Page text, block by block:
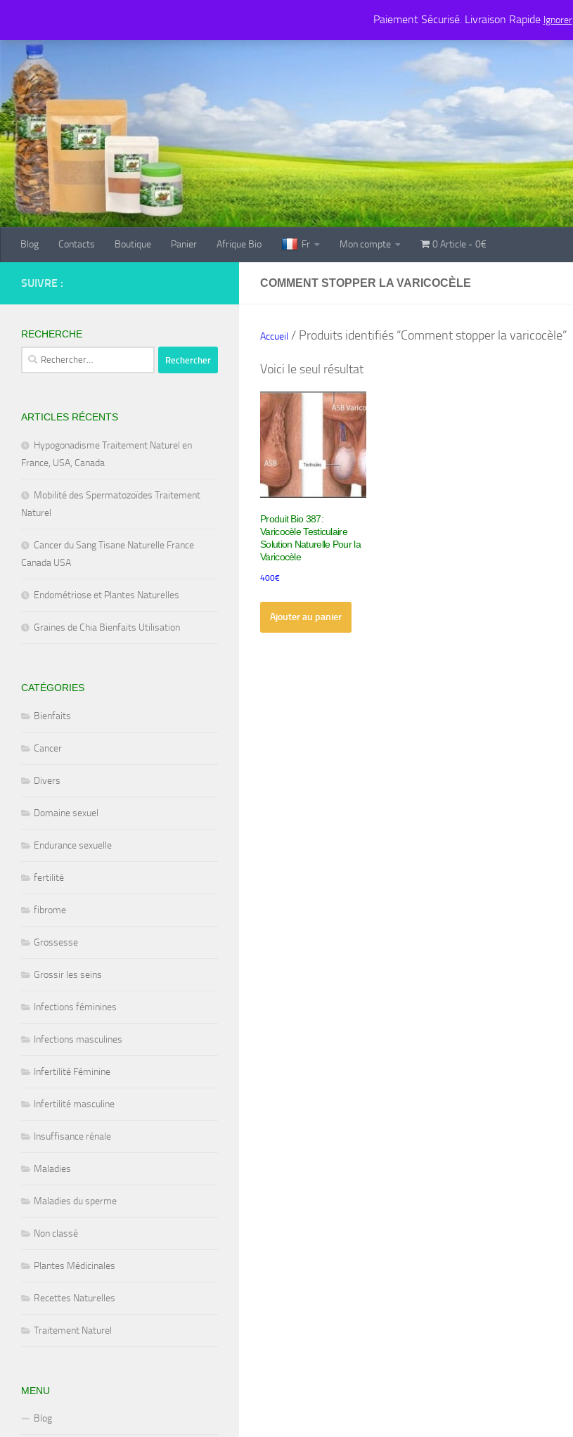
Paiement Sécurisé. Livraison Rapide Ignorer
Mon compte 0 Article 0€
Blog Contacts Boutique Panier Afrique Bio Fr Mon compte 0 Article 0€
COMMENT STOPPER LA VARICOCÈLE
Accueil / Produits identifiés “Comment stopper la varicocèle”
Voici le seul résultat
Produit Bio 387:
Varicocèle Testiculaire
Solution Naturelle Pour la
Varicocèle
400€
Ajouter au panier
SUIVRE :
RECHERCHE
Rechercher :
ARTICLES RÉCENTS
Hypogonadisme Traitement Naturel en
France, USA, Canada
Mobilité des Spermatozoïdes Traitement
Naturel
Cancer du Sang Tisane Naturelle France
Canada USA
Endométriose et Plantes Naturelles
Graines de Chia Bienfaits Utilisation
CATÉGORIES
Bienfaits
Cancer
Divers
Domaine sexuel
Endurance sexuelle
fertilité
fibrome
Grossesse
Grossir les seins
Infections féminines
Infections masculines
Infertilité Féminine
Infertilité masculine
Insuffisance rénale
Maladies
Maladies du sperme
Non classé
Plantes Médicinales
Recettes Naturelles
Traitement Naturel
MENU
Blog